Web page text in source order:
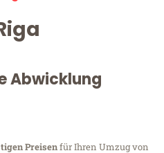
Abwicklung
Preisenfür Ihren Umzug von